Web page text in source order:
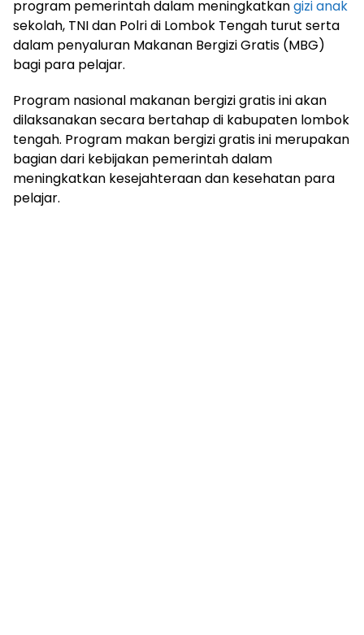
program pemerintah dalam meningkatkangizi anak
sekolah, TNI dan Polri di Lombok Tengah turut serta
dalam penyaluran Makanan Bergizi Gratis (MBG)
bagi para pelajar.
Program nasional makanan bergizi gratis ini akan
dilaksanakan secara bertahap di kabupaten lombok
tengah. Program makan bergizi gratis ini merupakan
bagian dari kebijakan pemerintah dalam
meningkatkan kesejahteraan dan kesehatan para
pelajar.